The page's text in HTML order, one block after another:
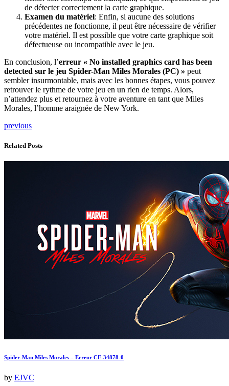
de détecter correctement la carte graphique.
Examen du matériel: Enfin, si aucune des solutions
précédentes ne fonctionne, il peut être nécessaire de vérifier
votre matériel. Il est possible que votre carte graphique soit
défectueuse ou incompatible avec le jeu.
En conclusion, l’erreur « No installed graphics card has been
detected sur le jeu Spider-Man Miles Morales (PC) » peut
sembler insurmontable, mais avec les bonnes étapes, vous pouvez
retrouver le rythme de votre jeu en un rien de temps. Alors,
n’attendez plus et retournez à votre aventure en tant que Miles
Morales, l’homme araignée de New York.
previous
Related Posts
Spider-Man Miles Morales – Erreur CE-34878-0
by EJVC